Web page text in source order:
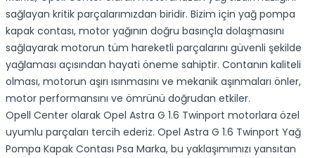
sağlayan kritik parçalarımızdan biridir. Bizim için yağ pompa
kapak contası, motor yağının doğru basınçla dolaşmasını
sağlayarak motorun tüm hareketli parçalarını güvenli şekilde
yağlaması açısından hayati öneme sahiptir. Contanın kaliteli
olması, motorun aşırı ısınmasını ve mekanik aşınmaları önler,
motor performansını ve ömrünü doğrudan etkiler.
Opell Center olarak Opel Astra G 1.6 Twinport motorlara özel
uyumlu parçaları tercih ederiz. Opel Astra G 1.6 Twinport Yağ
Pompa Kapak Contası Psa Marka, bu yaklaşımımızı yansıtan